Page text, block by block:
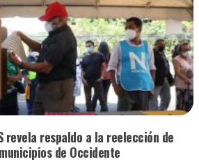
revela respaldo a la reelección de
de Occidente